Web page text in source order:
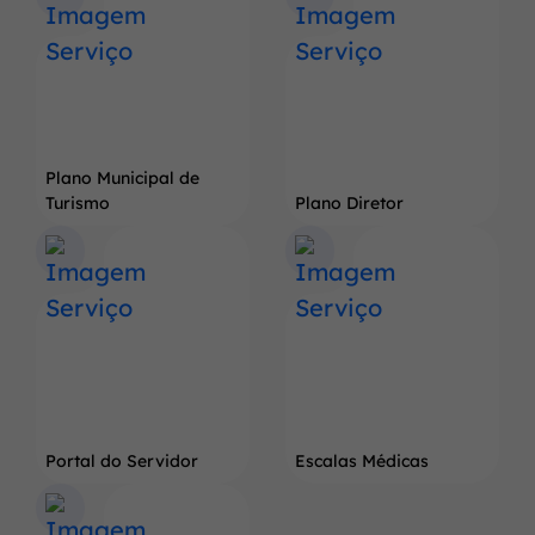
do
Pé
Gigante
Plano Municipal de
Turismo
Plano Diretor
Portal do Servidor Escalas Médicas